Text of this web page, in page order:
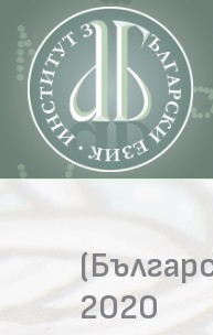
content
2020